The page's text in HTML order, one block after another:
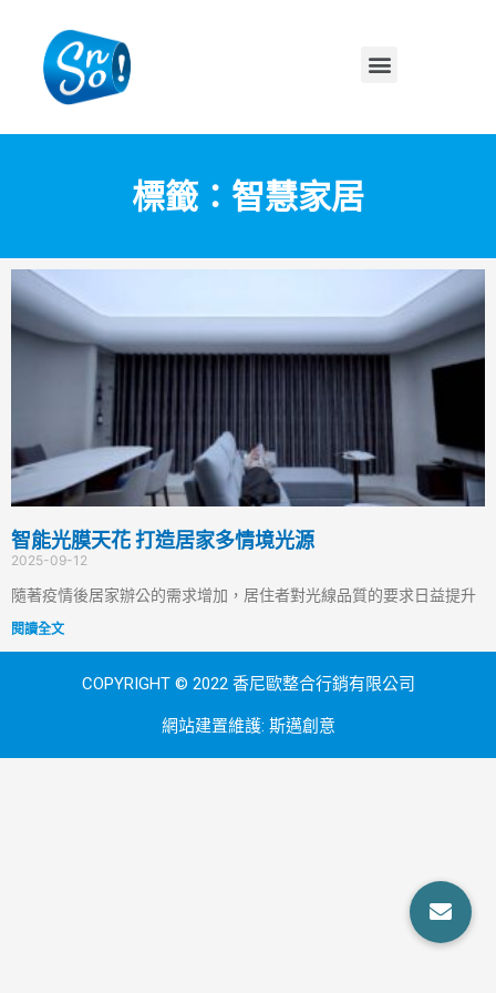
標籤：智慧家居
智能光膜天花 打造居家多情境光源
2025-09-12
隨著疫情後居家辦公的需求增加，居住者對光線品質的要求日益提升
閱讀全文
COPYRIGHT © 2022 香尼歐整合行銷有限公司
網站建置維護: 斯邁創意